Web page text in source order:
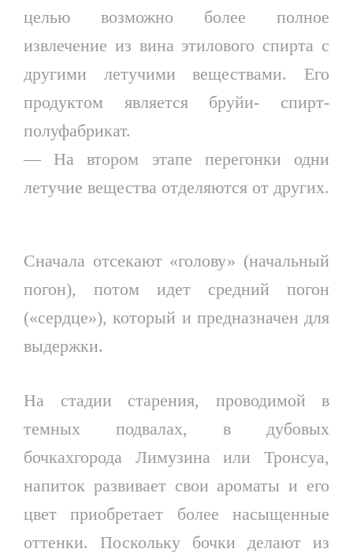
целью возможно более полное
извлечение из вина этилового спирта с
другими летучими веществами. Его
продуктом является бруйи- спирт-
полуфабрикат.
— На втором этапе перегонки одни
летучие вещества отделяются от других.
Сначала отсекают «голову» (начальный
погон), потом идет средний погон
(«сердце»), который и предназначен для
выдержки.
На стадии старения, проводимой в
темных подвалах, в дубовых
бочкахгорода Лимузина или Тронсуа,
напиток развивает свои ароматы и его
цвет приобретает более насыщенные
оттенки. Поскольку бочки делают из